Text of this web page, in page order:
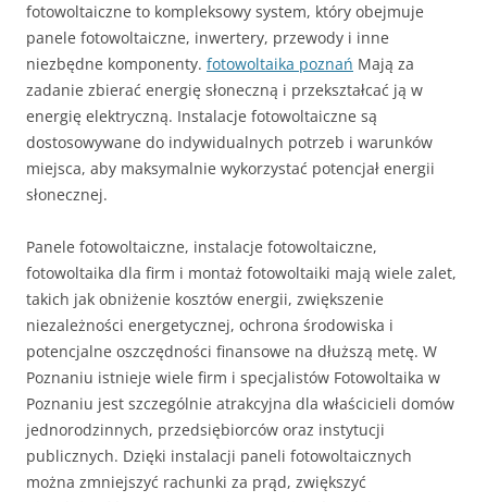
fotowoltaiczne to kompleksowy system, który obejmuje
panele fotowoltaiczne, inwertery, przewody i inne
niezbędne komponenty. fotowoltaika poznań Mają za
zadanie zbierać energię słoneczną i przekształcać ją w
energię elektryczną. Instalacje fotowoltaiczne są
dostosowywane do indywidualnych potrzeb i warunków
miejsca, aby maksymalnie wykorzystać potencjał energii
słonecznej.
Panele fotowoltaiczne, instalacje fotowoltaiczne,
fotowoltaika dla firm i montaż fotowoltaiki mają wiele zalet,
takich jak obniżenie kosztów energii, zwiększenie
niezależności energetycznej, ochrona środowiska i
potencjalne oszczędności finansowe na dłuższą metę. W
Poznaniu istnieje wiele firm i specjalistów Fotowoltaika w
Poznaniu jest szczególnie atrakcyjna dla właścicieli domów
jednorodzinnych, przedsiębiorców oraz instytucji
publicznych. Dzięki instalacji paneli fotowoltaicznych
można zmniejszyć rachunki za prąd, zwiększyć